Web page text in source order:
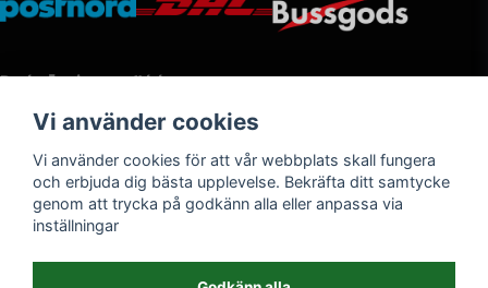
Betalningssätt
Vi använder cookies
Vi använder cookies för att vår webbplats skall fungera
och erbjuda dig bästa upplevelse. Bekräfta ditt samtycke
genom att trycka på godkänn alla eller anpassa via
inställningar